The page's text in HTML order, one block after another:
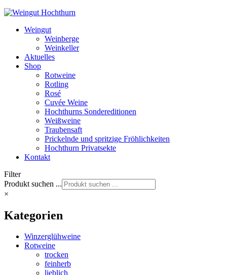
Weingut
Weinberge
Weinkeller
Aktuelles
Shop
Rotweine
Rotling
Rosé
Cuvée Weine
Hochthurns Sondereditionen
Weißweine
Traubensaft
Prickelnde und spritzige Fröhlichkeiten
Hochthurn Privatsekte
Kontakt
Filter
Produkt suchen ...
×
Kategorien
Winzerglühweine
Rotweine
trocken
feinherb
lieblich